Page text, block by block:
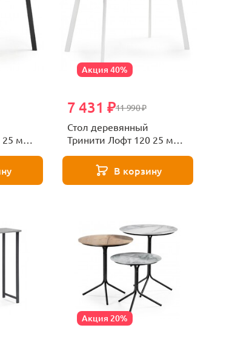
25 мм
Акция 40%
11 990 ₽
7 431 ₽
Стол деревянный
Тринити Лофт 120 25 мм
белый
В корзину
Акция 20%